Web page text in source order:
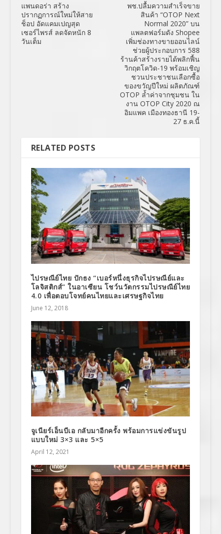
แพนดอร่า สร้าง
ปรากฏการณ์ใหม่ให้สาย
ช็อป อัดแคมเปญสุด
เซอร์ไพรส์ ลดจัดหนัก 8
วันเต็ม
พช.ปลื้มความสำเร็จขาย
สินค้า “OTOP Next
Normal 2020” บน
แพลตฟอร์มดัง Shopee
เพิ่มช่องทางขายออนไลน์
ช่วยผู้ประกอบการ 588
ร้านค้าสร้างรายได้พลิกฟื้น
วิกฤตโควิด-19 พร้อมเชิญ
ชวนประชาชนเลือกซื้อ
ของขวัญปีใหม่ ผลิตภัณฑ์
OTOP ล้ำค่าจากชุมชน ใน
งาน OTOP City 2020 ณ
อิมแพค เมืองทองธานี 19-
27 ธ.ค.นี้
RELATED POSTS
ไปรษณีย์ไทย ปักธง “เบอร์หนึ่งธุรกิจไปรษณีย์และ
โลจิสติกส์” ในอาเซียน โชว์นวัตกรรมไปรษณีย์ไทย
4.0 เพื่อตอบโจทย์คนไทยและเศรษฐกิจไทย
June 12, 2018
จูเนียร์เอ็นบีเอ กลับมาอีกครั้ง พร้อมการแข่งขันรูป
แบบใหม่ 3×3 และ 5×5
April 12, 2021